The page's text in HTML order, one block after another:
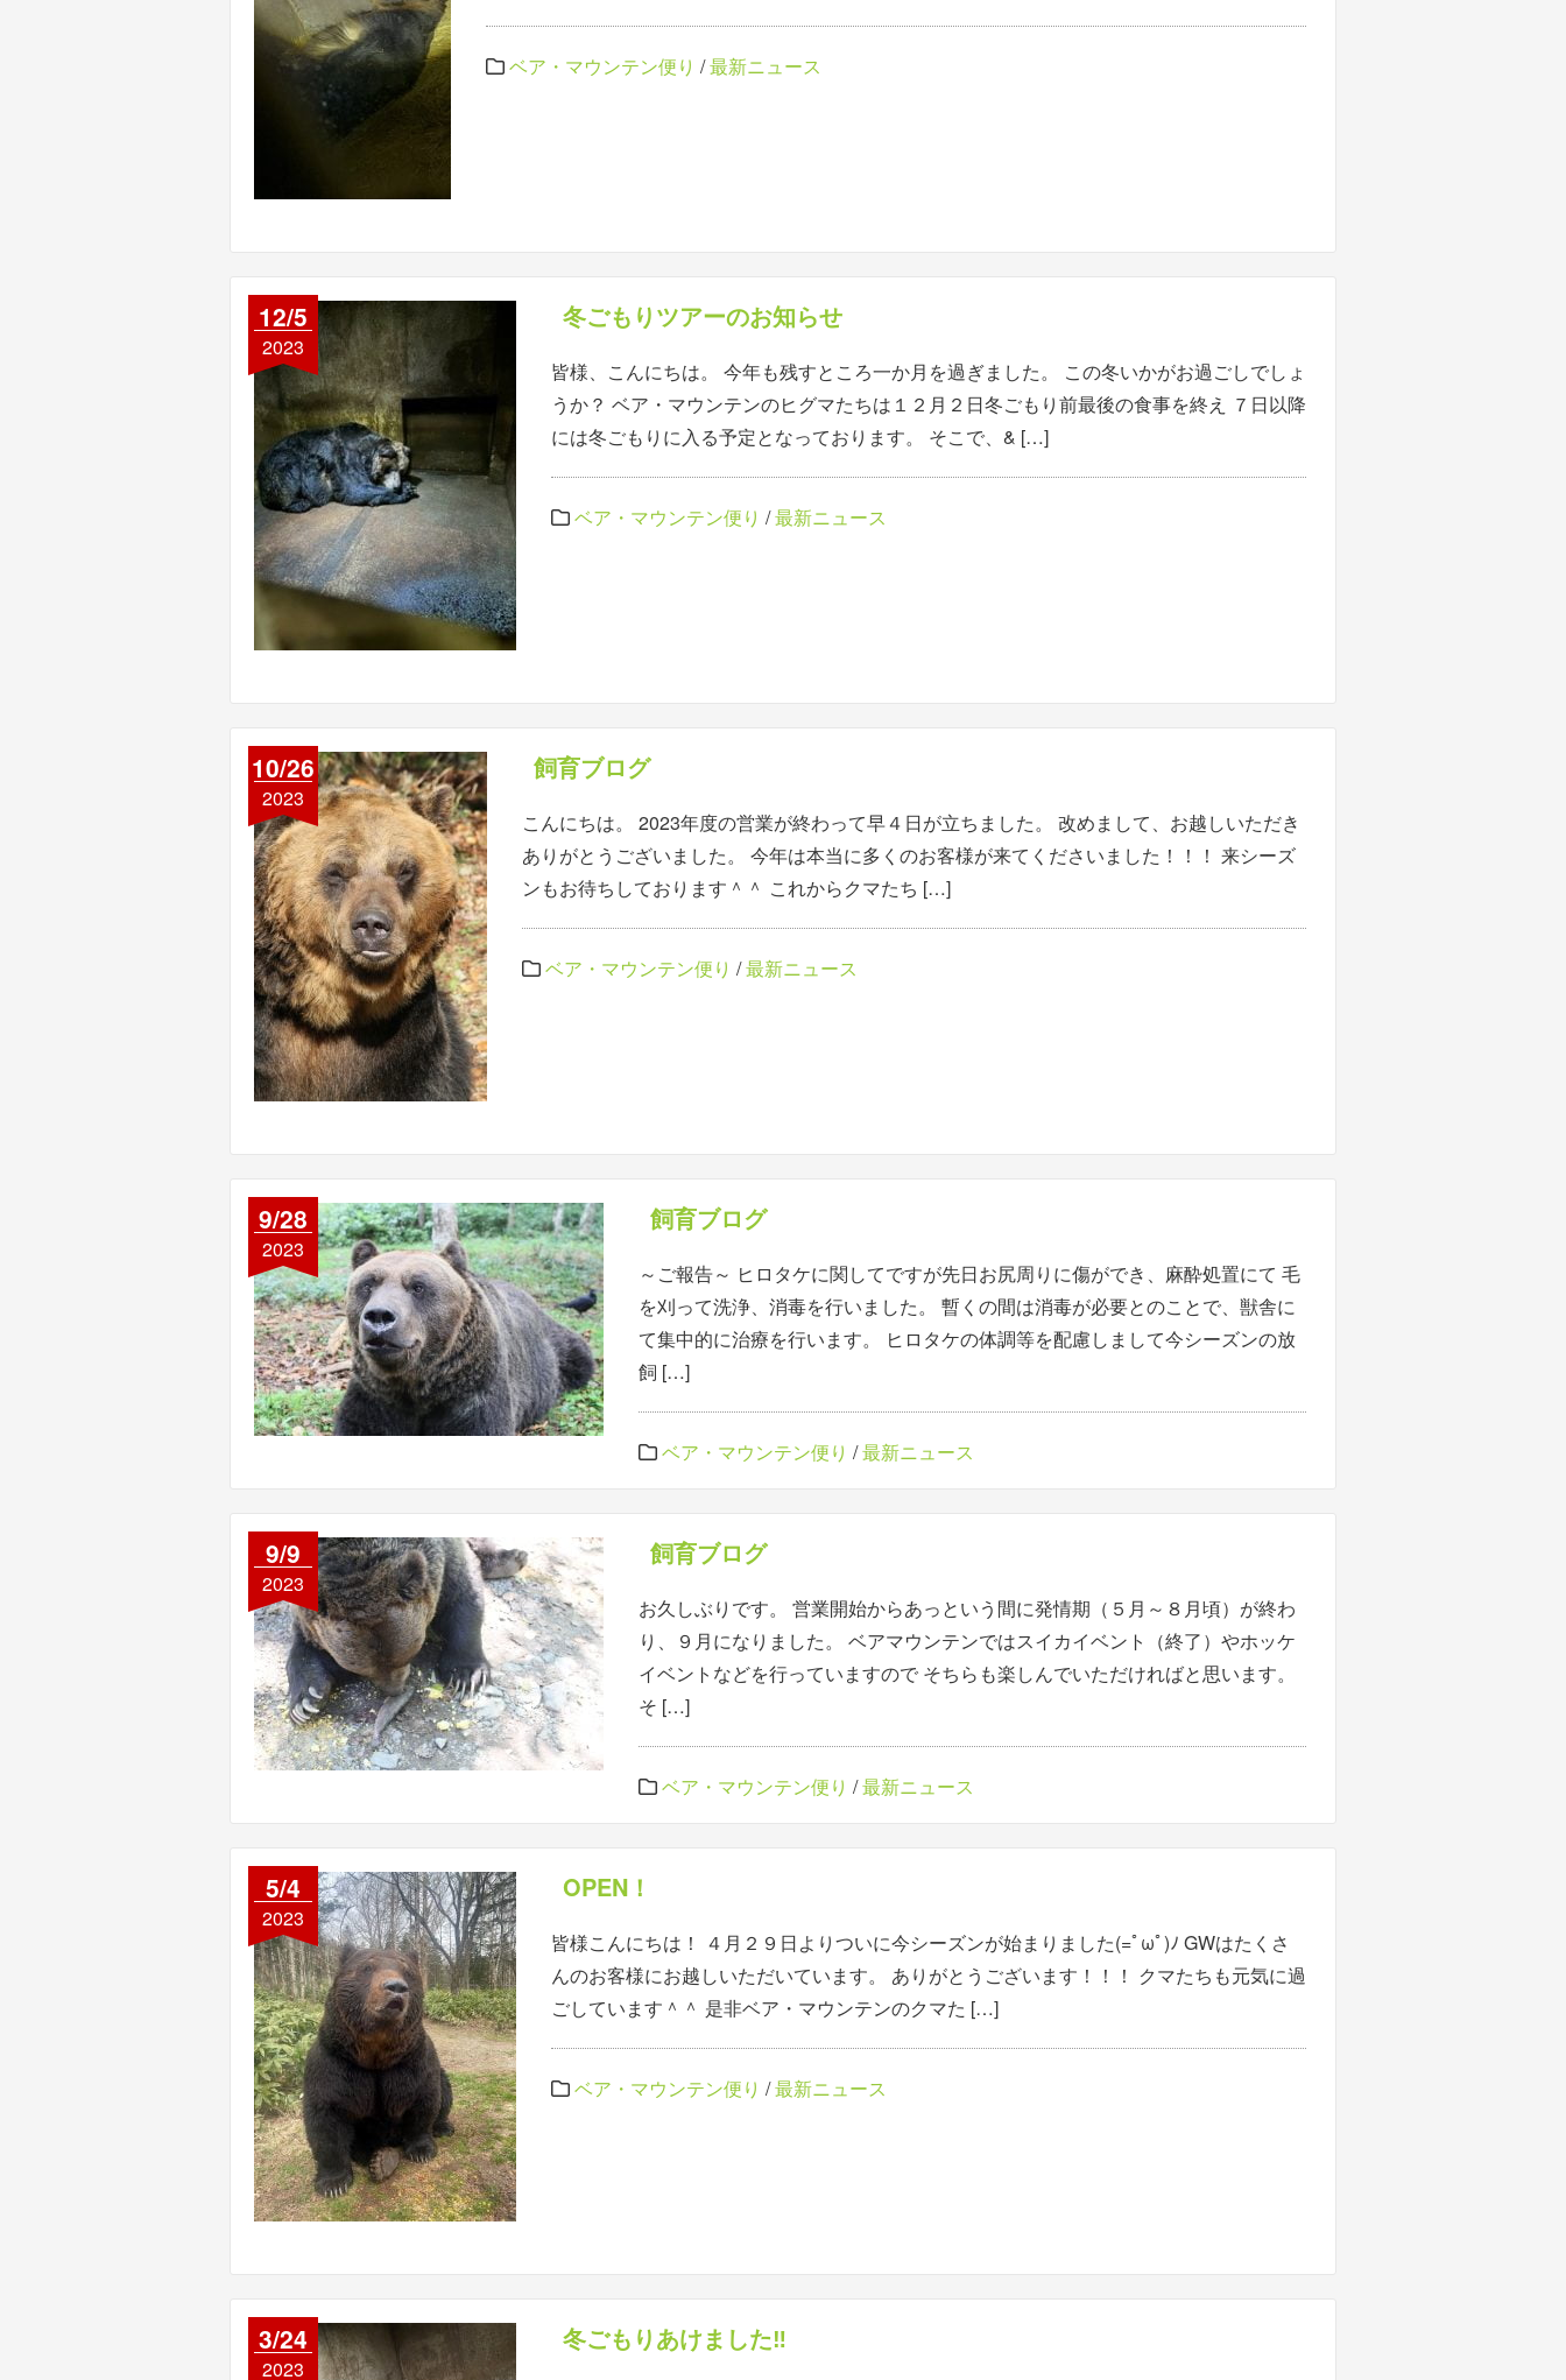
ベア・マウンテン便り /最新ニュース
12/5
2023
冬ごもりツアーのお知らせ
皆様、こんにちは。 今年も残すところ一か月を過ぎました。 この冬いかがお過ごしでしょ
うか？ ベア・マウンテンのヒグマたちは１２月２日冬ごもり前最後の食事を終え ７日以降
には冬ごもりに入る予定となっております。 そこで、& […]
ベア・マウンテン便り /最新ニュース
10/26
2023
飼育ブログ
こんにちは。 2023年度の営業が終わって早４日が立ちました。 改めまして、お越しいただき
ありがとうございました。 今年は本当に多くのお客様が来てくださいました！！！ 来シーズ
ンもお待ちしております＾＾ これからクマたち […]
ベア・マウンテン便り /最新ニュース
9/28
2023
飼育ブログ
～ご報告～ ヒロタケに関してですが先日お尻周りに傷ができ、麻酔処置にて 毛
を刈って洗浄、消毒を行いました。 暫くの間は消毒が必要とのことで、獣舎に
て集中的に治療を行います。 ヒロタケの体調等を配慮しまして今シーズンの放
飼 […]
ベア・マウンテン便り /最新ニュース
9/9
2023
飼育ブログ
お久しぶりです。 営業開始からあっという間に発情期（５月～８月頃）が終わ
り、９月になりました。 ベアマウンテンではスイカイベント（終了）やホッケ
イベントなどを行っていますので そちらも楽しんでいただければと思います。
そ […]
ベア・マウンテン便り /最新ニュース
5/4
2023
OPEN！
皆様こんにちは！ ４月２９日よりついに今シーズンが始まりました(=ﾟωﾟ)ﾉ GWはたくさ
んのお客様にお越しいただいています。 ありがとうございます！！！ クマたちも元気に過
ごしています＾＾ 是非ベア・マウンテンのクマた […]
ベア・マウンテン便り /最新ニュース
3/24
2023
冬ごもりあけました‼